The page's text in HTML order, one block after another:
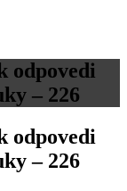
odpovedi
– 226
odpovedi
– 226